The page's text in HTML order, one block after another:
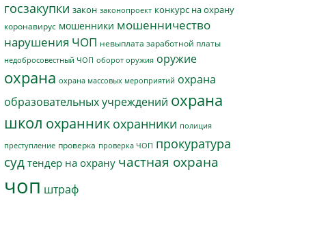
госзакупки закон законопроект конкурс на охрану
коронавирус мошенники мошенничество
нарушения ЧОП невыплата заработной платы
недобросовестный ЧОП оборот оружия оружие
охрана охрана массовых мероприятий охрана
образовательных учреждений охрана
школ охранник охранники полиция
преступление проверка проверка ЧОП прокуратура
суд тендер на охрану частная охрана
чоп штраф